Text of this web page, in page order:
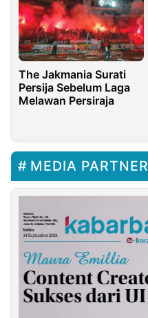
The Jakmania Surati
Persija Sebelum Laga
Melawan Persiraja
MEDIA PARTNER